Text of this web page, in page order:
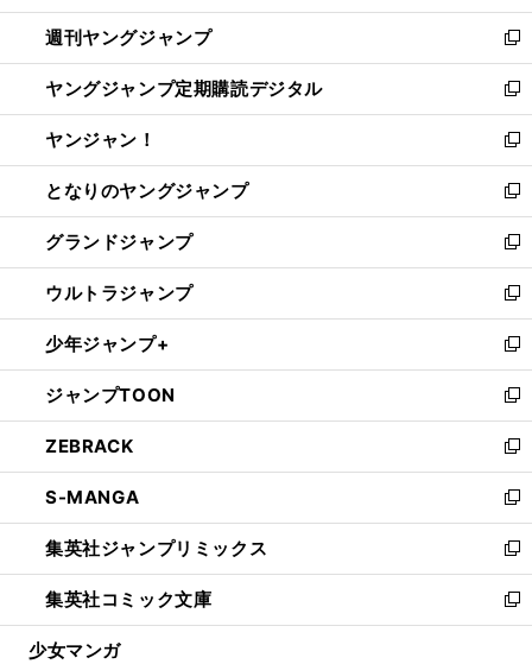
開
く
ウ
で
開
く
ン
ド
ウ
で
開
く
ウ
ィ
ン
ド
ウ
で
開
く
週刊ヤングジャンプ
新
し
い
ウ
ィ
ン
ド
ウ
で
開
く
ヤングジャンプ定期購読デジタル
新
し
い
ウ
ィ
ン
ド
ウ
で
開
く
ヤンジャン！
新
し
い
ウ
ィ
ン
ド
ウ
で
開
く
となりのヤングジャンプ
新
し
い
ウ
ィ
ン
ド
ウ
で
開
く
グランドジャンプ
新
し
い
ウ
ィ
ン
ド
ウ
で
開
く
ウルトラジャンプ
新
し
い
ウ
ィ
ン
ド
ウ
で
開
く
少年ジャンプ+
新
し
い
ウ
ィ
ン
ド
ウ
で
開
く
ジャンプTOON
新
し
い
ウ
ィ
ン
ド
ウ
で
開
ZEBRACK
新
し
い
ウ
ィ
ン
ド
ウ
S-MANGA
新
し
い
ウ
ィ
ン
集英社ジャンプリミックス
新
し
い
ウ
集英社コミック文庫
新
し
少女マンガ